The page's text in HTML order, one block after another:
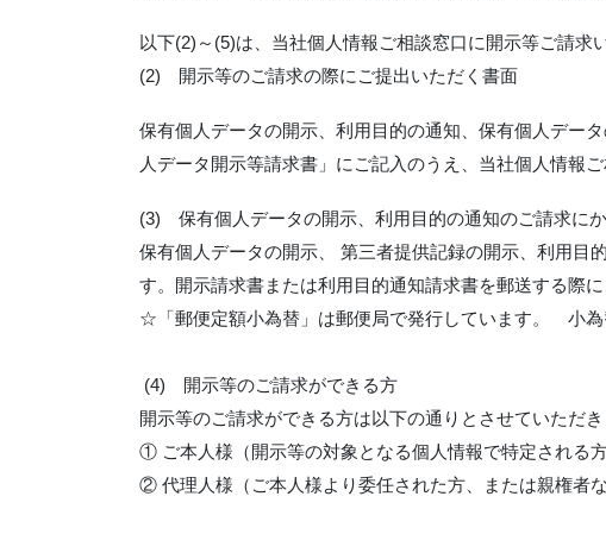
以下(2)～(5)は、当社個人情報ご相談窓口に開示等ご請求
(2) 開示等のご請求の際にご提出いただく書面
保有個人データの開示、利用目的の通知、保有個人デー
人データ開示等請求書」にご記入のうえ、当社個人情報
(3) 保有個人データの開示、利用目的の通知のご請求に
保有個人データの開示、 第三者提供記録の開示、利用目
す。開示請求書または利用目的通知請求書を郵送する際
☆「郵便定額小為替」は郵便局で発行しています。 小為
(4) 開示等のご請求ができる方
開示等のご請求ができる方は以下の通りとさせていただき
① ご本人様（開示等の対象となる個人情報で特定される方
② 代理人様（ご本人様より委任された方、または親権者な